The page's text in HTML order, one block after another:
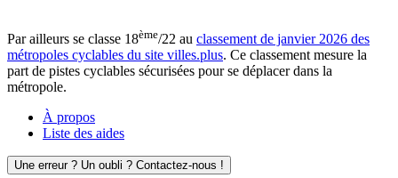
Par ailleurs se classe 18ème/22 au classement de janvier 2026 des
métropoles cyclables du site villes.plus. Ce classement mesure la
part de pistes cyclables sécurisées pour se déplacer dans la
métropole.
À propos
Liste des aides
Une erreur ? Un oubli ? Contactez-nous !